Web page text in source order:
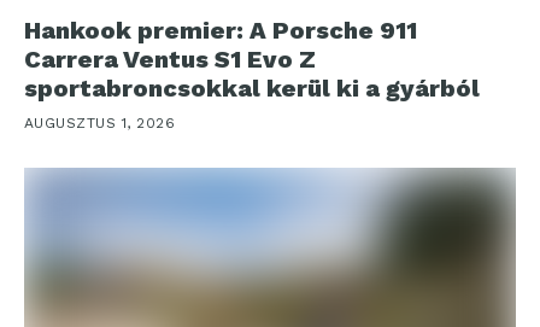
Hankook premier: A Porsche 911
Carrera Ventus S1 Evo Z
sportabroncsokkal kerül ki a gyárból
AUGUSZTUS 1, 2026